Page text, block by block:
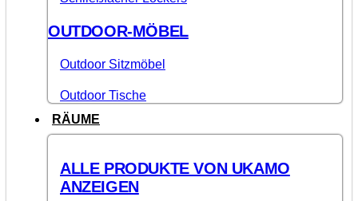
OUTDOOR-MÖBEL
Outdoor Sitzmöbel
Outdoor Tische
RÄUME
ALLE PRODUKTE VON UKAMO
ANZEIGEN